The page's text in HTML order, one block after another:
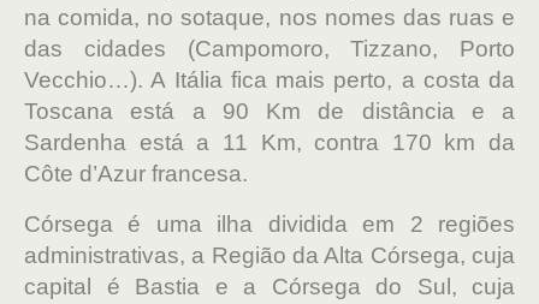
na comida, no sotaque, nos nomes das ruas e
das cidades (Campomoro, Tizzano, Porto
Vecchio…). A Itália fica mais perto, a costa da
Toscana está a 90 Km de distância e a
Sardenha está a 11 Km, contra 170 km da
Côte d’Azur francesa.
Córsega é uma ilha dividida em 2 regiões
administrativas, a Região da Alta Córsega, cuja
capital é Bastia e a Córsega do Sul, cuja